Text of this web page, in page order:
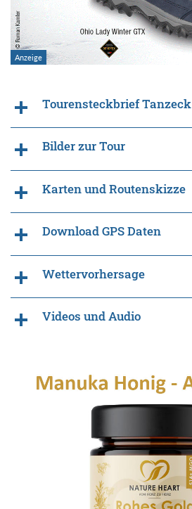
Tourensteckbrief Tanzeck
Bilder zur Tour
Karten und Routenskizze
Download GPS Daten
Wettervorhersage
Videos und Audio